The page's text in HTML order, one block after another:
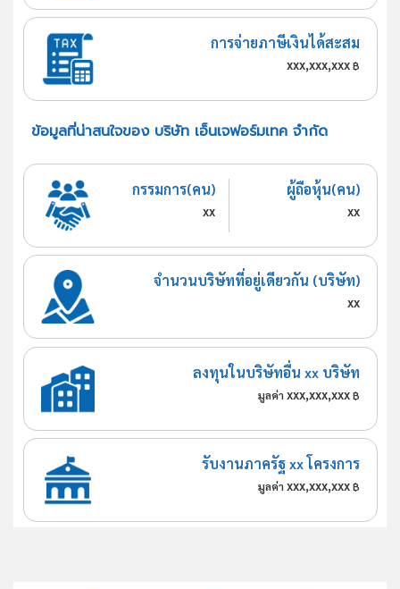
การจ่ายภาษีเงินได้สะสม
xxx,xxx,xxx฿
ข้อมูลที่น่าสนใจของ บริษัท เอ็นเจฟอร์มเทค จำกัด
กรรมการ(คน)
xx
ผู้ถือหุ้น(คน)
xx
จำนวนบริษัทที่อยู่เดียวกัน (บริษัท)
xx
ลงทุนในบริษัทอื่น xx บริษัท
มูลค่า xxx,xxx,xxx ฿
รับงานภาครัฐ xx โครงการ
มูลค่า xxx,xxx,xxx ฿